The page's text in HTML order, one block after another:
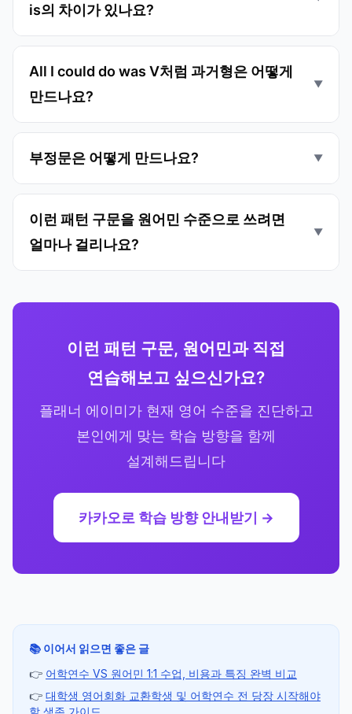
is의 차이가 있나요?
All I could do was V처럼 과거형은 어떻게
만드나요?
부정문은 어떻게 만드나요?
이런 패턴 구문을 원어민 수준으로 쓰려면
얼마나 걸리나요?
이런 패턴 구문, 원어민과 직접
연습해보고 싶으신가요?
플래너 에이미가 현재 영어 수준을 진단하고
본인에게 맞는 학습 방향을 함께
설계해드립니다
카카오로 학습 방향 안내받기 →
📚 이어서 읽으면 좋은 글
👉 어학연수 VS 원어민 1:1 수업, 비용과 특징 완벽 비교
👉 대학생 영어회화 교환학생 및 어학연수 전 당장 시작해야
할 생존 가이드